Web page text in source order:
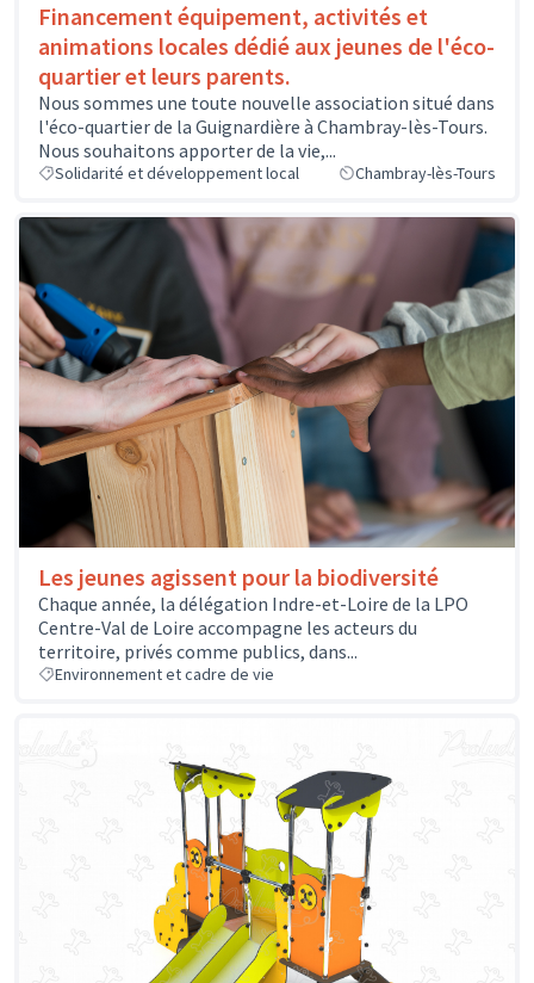
Financement équipement, activités et
animations locales dédié aux jeunes de l'éco-
quartier et leurs parents.
Nous sommes une toute nouvelle association situé dans
l'éco-quartier de la Guignardière à Chambray-lès-Tours.
Nous souhaitons apporter de la vie,...
Solidarité et développement local Chambray-lès-Tours
Les jeunes agissent pour la biodiversité
Chaque année, la délégation Indre-et-Loire de la LPO
Centre-Val de Loire accompagne les acteurs du
territoire, privés comme publics, dans...
Environnement et cadre de vie